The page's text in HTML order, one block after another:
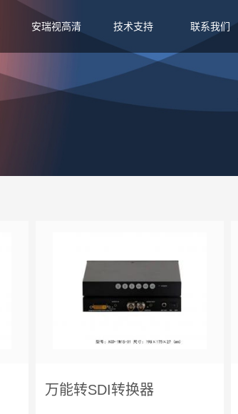
安瑞视高清 技术支持 联系我们
万能转SDI转换器